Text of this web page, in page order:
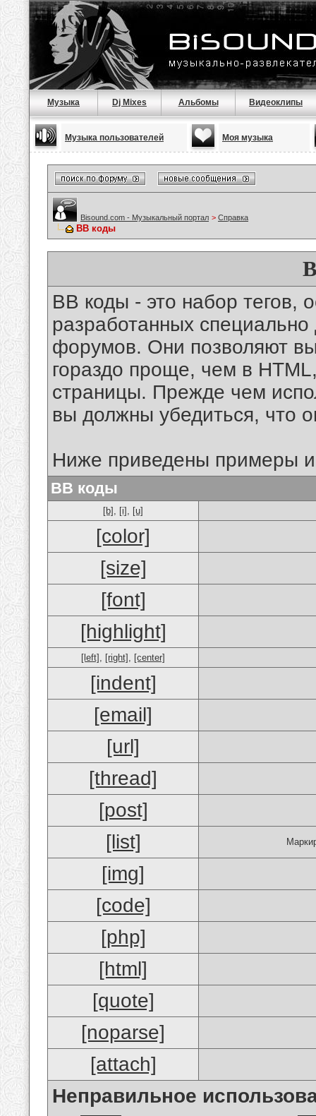
Музыка Dj Mixes Альбомы Видеоклипы
Музыка пользователей Моя музыка
Bisound.com - Музыкальный портал > Справка
BB коды
BB коды - это набор тегов,
разработанных
форумов. Они позволяют
гораздо проще, чем в
страницы. Прежде чем
вы должны убедиться, что
Ниже приведены примеры
BB коды
[b] , [i] , [u]
[color]
[size]
[font]
[highlight]
[left] , [right] , [center]
[indent]
[email]
[url]
[thread]
[post]
[list]
[img]
[code]
[php]
[html]
[quote]
[noparse]
[attach]
Неправильное